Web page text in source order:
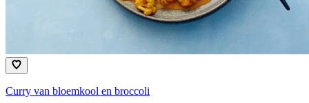
Curry van bloemkool en broccoli